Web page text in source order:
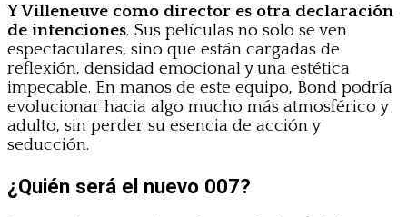
Y Villeneuve como director es otra declaración
de intenciones. Sus películas no solo se ven
espectaculares, sino que están cargadas de
reflexión, densidad emocional y una estética
impecable. En manos de este equipo, Bond podría
evolucionar hacia algo mucho más atmosférico y
adulto, sin perder su esencia de acción y
seducción.
¿Quién será el nuevo 007?